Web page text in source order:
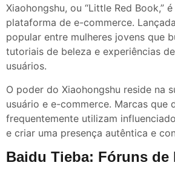
Xiaohongshu, ou “Little Red Book,”
plataforma de e-commerce.
popular entre mulheres jovens que
tutoriais de beleza e experiências
usuários.
O poder do Xiaohongshu reside na
usuário e e-commerce. Marcas que
frequentemente utilizam
e criar uma presença autêntica e
Baidu Tieba: Fóruns de